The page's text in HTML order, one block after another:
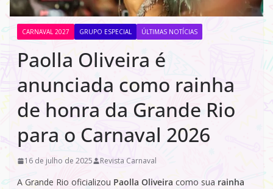
CARNAVAL 2027 GRUPO ESPECIAL ÚLTIMAS NOTÍCIAS
Paolla Oliveira é
anunciada como rainha
de honra da Grande Rio
para o Carnaval 2026
16 de julho de 2025 Revista Carnaval
A Grande Rio oficializou Paolla Oliveira como sua rainha